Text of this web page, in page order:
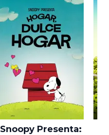
Snoopy Presenta: